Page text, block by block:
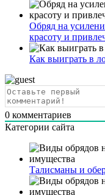
Обряд на
красоту и
Как выиграть в
0 комментариев
Категории сайта
Талисманы и